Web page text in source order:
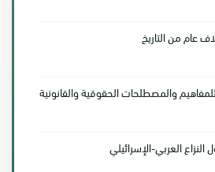
عام من التاريخ
والمصطلحات الحقوقية والقانونية
العربي-الإسرائيلي